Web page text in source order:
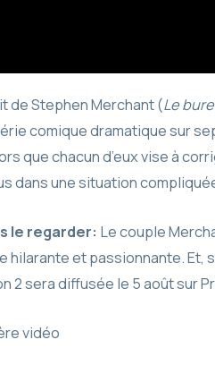
de Stephen Merchant (Le
comique dramatique sur
que chacun d’eux vise à
dans une situation
le regarder: Le couple
hilarante et passionnante.
2 sera diffusée le 5 août sur
vidéo